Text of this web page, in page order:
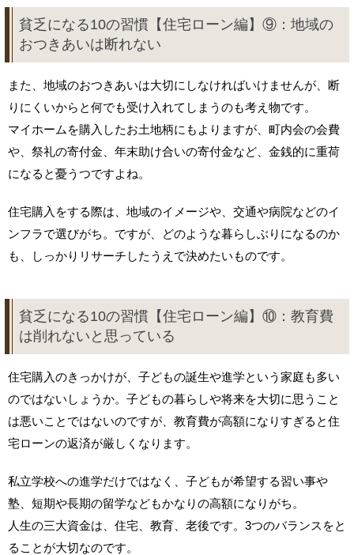
貧乏になる10の習慣【住宅ローン編】⑨：地域の
おつきあいは断れない
また、地域のおつきあいは大切にしなければいけませんが、断
りにくいからと何でも受け入れてしまうのも考え物です。
マイホームを購入したお土地柄にもよりますが、町内会の会費
や、祭礼の寄付金、年末助け合いの寄付金など、金銭的に重荷
になると憂うつですよね。
住宅購入をする際は、地域のイメージや、交通や病院などのイ
ンフラで選びがち。ですが、どのような暮らしぶりになるのか
も、しっかりリサーチしたうえで決めたいものです。
貧乏になる10の習慣【住宅ローン編】⑩：教育費
は削れないと思っている
住宅購入のきっかけが、子どもの誕生や進学という家庭も多い
のではないしょうか。子どもの暮らしや将来を大切に思うこと
は悪いことではないのですが、教育費が高額になりすぎると住
宅ローンの返済が厳しくなります。
私立学校への進学だけではなく、子どもが希望する習い事や
塾、短期や長期の留学などもかなりの高額になりがち。
人生の三大資金は、住宅、教育、老後です。3つのバランスをと
ることが大切なのです。